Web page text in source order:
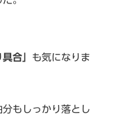
合」 も気になりま
もしっかり落とし